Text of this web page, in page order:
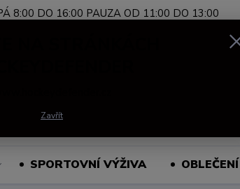
8:00 DO 16:00 PAUZA OD 11:00 DO 13:00
Po-Pá, 8:00-
SPORTOVNÍ VÝŽIVA OBLEČENÍ
Zavřít